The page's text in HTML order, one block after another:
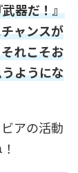
器だ！』
ャンスが
れこそお
ようにな
アの活動